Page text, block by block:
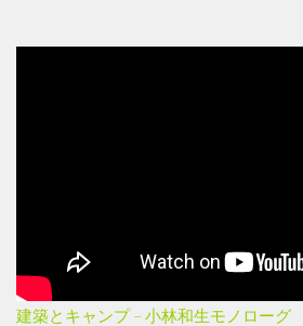
建築とキャンプ – 小林和生モノローグ